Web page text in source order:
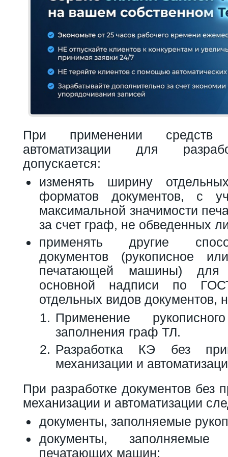
При применении средств
автоматизации для
допускается:
изменять ширину
форматов документов, с
максимальной значимости
за счет граф, не обведенных
применять другие
документов (рукописное
печатающей машины) для
основной надписи по
отдельных видов документов,
Применение
заполнения граф ТЛ.
Разработка КЭ без
механизации и
При разработке документов без
механизации и автоматизации
документы, заполняемые
документы,
печатающих машин;